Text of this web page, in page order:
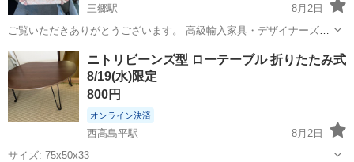
三郷駅
8月2日
ご覧いただきありがとうございます。 高級輸入家具・デザイナーズ家
具を取り扱う有名ブランド mobilia（モビリア） 製の天然大理石セン
ターテーブル（ローテーブル）です。 優美なピンク系の天然大理石を
モザイク状にあしらった天...
埼玉 三郷市 三郷駅 テーブル
ニトリビーンズ型 ローテーブル 折りたたみ式
8/19(水)限定
800円
オンライン決済
西高島平駅
8月2日
サイズ: 75x50x33